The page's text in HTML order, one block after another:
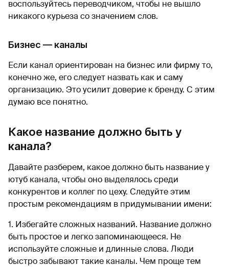
воспользуйтесь переводчиком, чтобы не вышло
никакого курьеза со значением слов.
Бизнес — каналы
Если канал ориентирован на бизнес или фирму то,
конечно же, его следует назвать как и саму
организацию. Это усилит доверие к бренду. С этим
думаю все понятно.
Какое название должно быть у
канала?
Давайте разберем, какое должно быть название у
ютуб канала, чтобы оно выделялось среди
конкурентов и коллег по цеху. Следуйте этим
простым рекомендациям в придумывании имени:
1. Избегайте сложных названий. Название должно
быть простое и легко запоминающееся. Не
используйте сложные и длинные слова. Люди
быстро забывают такие каналы. Чем проще тем